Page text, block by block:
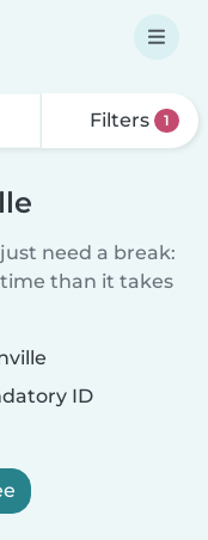
Filters 1
need a break:
than it takes
ID